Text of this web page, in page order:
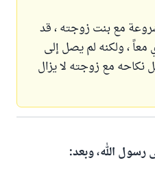
مع بنت زوجته ، قد
معاً ، ولكنه لم يصل إلى
نكاحه مع زوجته لا يزال
رسول الله، وبعد: